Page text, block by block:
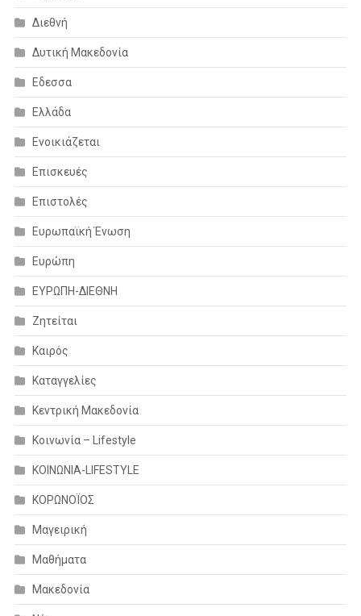
Διεθνή
Δυτική Μακεδονία
Εδεσσα
Ελλάδα
Ενοικιάζεται
Επισκευές
Επιστολές
Ευρωπαϊκή Ένωση
Ευρώπη
ΕΥΡΩΠΗ-ΔΙΕΘΝΗ
Ζητείται
Καιρός
Καταγγελίες
Κεντρική Μακεδονία
Κοινωνία – Lifestyle
ΚΟΙΝΩΝΙΑ-LIFESTYLE
ΚΟΡΩΝΟΪΟΣ
Μαγειρική
Μαθήματα
Μακεδονία